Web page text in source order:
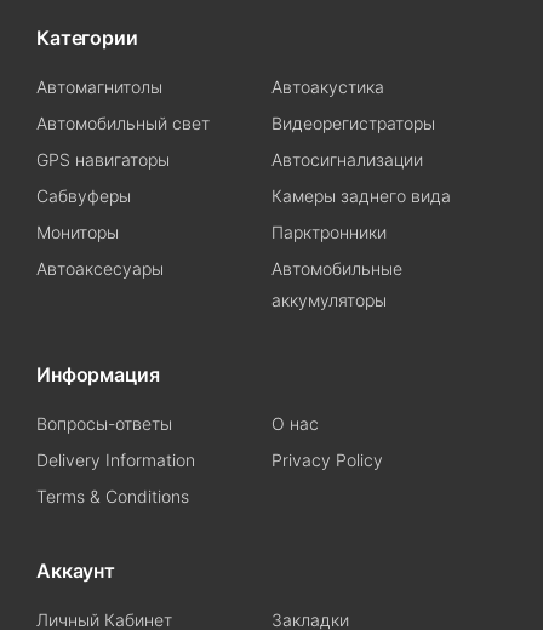
Категории
Автомагнитолы
Автоакустика
Автомобильный свет
Видеорегистраторы
GPS навигаторы
Автосигнализации
Сабвуферы
Камеры заднего вида
Мониторы
Парктронники
Автоаксесуары
Автомобильные
аккумуляторы
Информация
Вопросы-ответы
О нас
Delivery Information
Privacy Policy
Terms & Conditions
Аккаунт
Личный Кабинет Закладки